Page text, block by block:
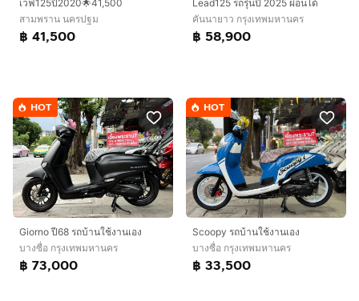
เวฟ125ปี2020🌟41,500
สามพราน นครปฐม
฿ 41,500
Lead125 รถรุ่นปี 2025 ผ่อนได้
คันนายาว กรุงเทพมหานคร
฿ 58,900
HOT
Giorno ปี68 รถบ้านใช้งานเอง
บางซื่อ กรุงเทพมหานคร
฿ 73,000
HOT
Scoopy รถบ้านใช้งานเอง
บางซื่อ กรุงเทพมหานคร
฿ 33,500